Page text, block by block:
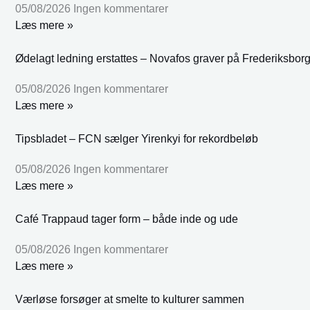
05/08/2026 Ingen kommentarer
Læs mere »
Ødelagt ledning erstattes – Novafos graver på
05/08/2026 Ingen kommentarer
Læs mere »
Tipsbladet – FCN sælger Yirenkyi for rekordbeløb
05/08/2026 Ingen kommentarer
Læs mere »
Café Trappaud tager form – både inde og ude
05/08/2026 Ingen kommentarer
Læs mere »
Værløse forsøger at smelte to kulturer sammen